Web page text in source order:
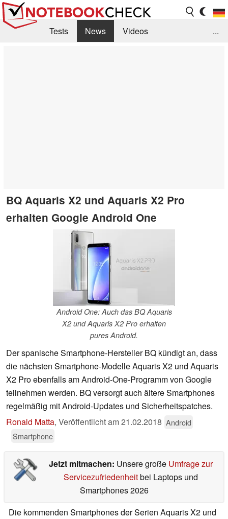
Tests News
Videos
...
BQ Aquaris X2 und Aquaris X2 Pro
erhalten Google Android One
Android One: Auch das BQ Aquaris
X2 und Aquaris X2 Pro erhalten
pures Android.
Der spanische Smartphone-Hersteller BQ kündigt an, dass
die nächsten Smartphone-Modelle Aquaris X2 und Aquaris
X2 Pro ebenfalls am Android-One-Programm von Google
teilnehmen werden. BQ versorgt auch ältere Smartphones
regelmäßig mit Android-Updates und Sicherheitspatches.
Ronald Matta, Veröffentlicht am21.02.2018 Android
Smartphone
Jetzt mitmachen: Unsere große Umfrage zur
Servicezufriedenheitbei Laptops und
Smartphones 2026
Die kommenden Smartphones der Serien Aquaris X2 und